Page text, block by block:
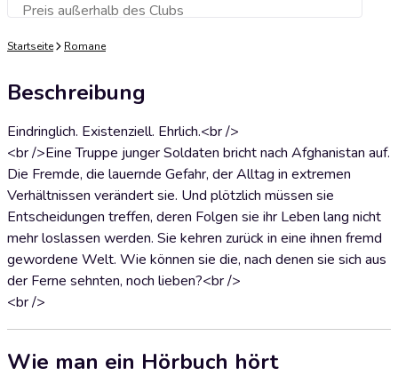
Preis außerhalb des ClubsZum Warenkorb hinzufügen
Startseite Romane
Beschreibung
Eindringlich. Existenziell. Ehrlich.<br />
<br />Eine Truppe junger Soldaten bricht nach Afghanistan auf.
Die Fremde, die lauernde Gefahr, der Alltag in extremen
Verhältnissen verändert sie. Und plötzlich müssen sie
Entscheidungen treffen, deren Folgen sie ihr Leben lang nicht
mehr loslassen werden. Sie kehren zurück in eine ihnen fremd
gewordene Welt. Wie können sie die, nach denen sie sich aus
der Ferne sehnten, noch lieben?<br />
<br />
Wie man ein Hörbuch hört